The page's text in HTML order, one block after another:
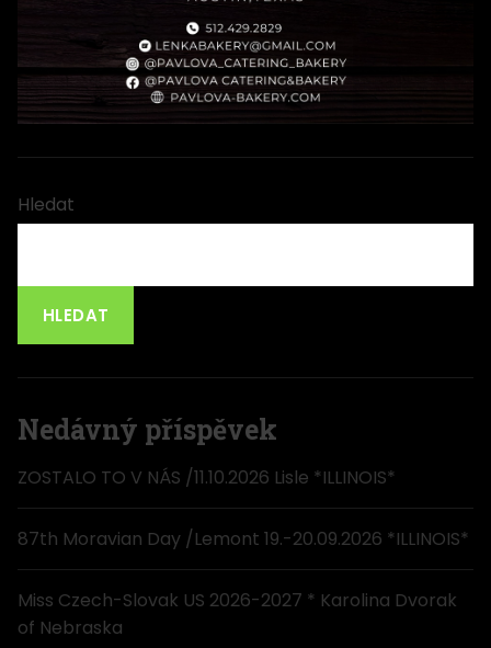
Hledat
HLEDAT
Nedávný příspěvek
ZOSTALO TO V NÁS /11.10.2026 Lisle *ILLINOIS*
87th Moravian Day /Lemont 19.-20.09.2026 *ILLINOIS*
Miss Czech-Slovak US 2026-2027 * Karolina Dvorak
of Nebraska